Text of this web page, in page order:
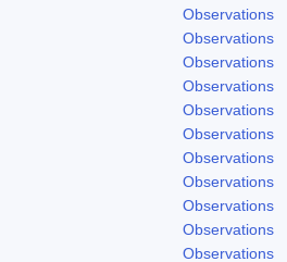
Observations
Observations
Observations
Observations
Observations
Observations
Observations
Observations
Observations
Observations
Observations